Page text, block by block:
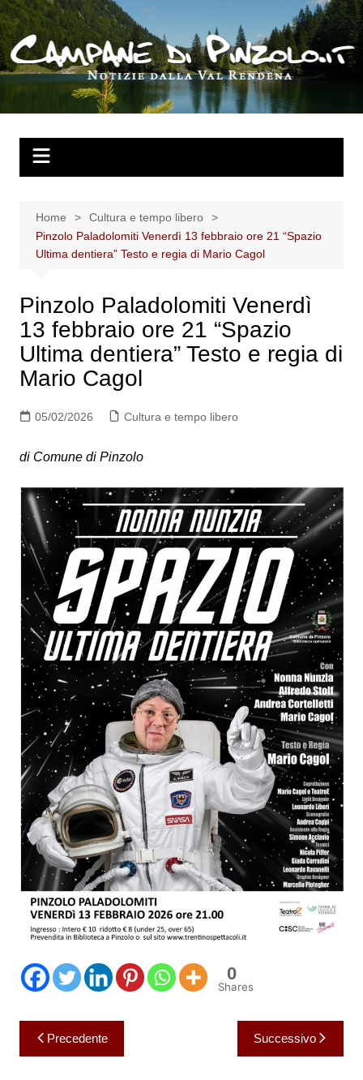
Salta
al
contenuto
Home
Cultura e tempo libero
Pinzolo Paladolomiti Venerdì 13 febbraio ore 21 “Spazio
Ultima dentiera” Testo e regia di Mario Cagol
Pinzolo Paladolomiti Venerdì
13 febbraio ore 21 “Spazio
Ultima dentiera” Testo e regia di
Mario Cagol
05/02/2026 Cultura e tempo libero
di Comune di Pinzolo
0
Shares
Navigazione
articoli
Precedente Successivo